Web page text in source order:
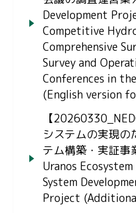
Development
Competitive
Comprehensive
Survey and
Conferences in
(English version
【
システムの実現の
テム構築・実証事
Uranos
System
Project